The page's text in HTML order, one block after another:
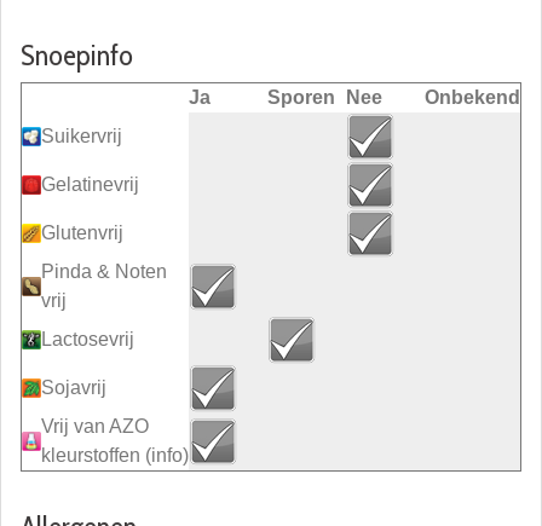
Snoepinfo
Ja Sporen Nee
Onbekend
Suikervrij
Gelatinevrij
Glutenvrij
Pinda & Noten
vrij
Lactosevrij
Sojavrij
Vrij van AZO
kleurstoffen (info)